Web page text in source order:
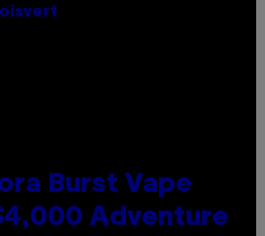
Burst Vape
Adventure